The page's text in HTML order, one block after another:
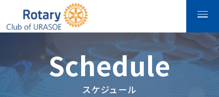
Schedule
スケジュール